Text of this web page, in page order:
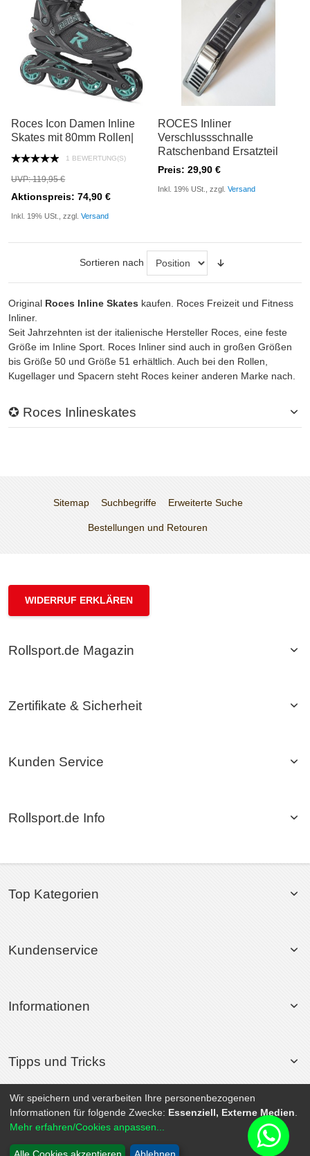
Roces Icon Damen Inline
Skates mit 80mm Rollen|
1 BEWERTUNG(S)
UVP: 119,95 €
Aktionspreis: 74,90 €
Inkl. 19% USt., zzgl.Versand
ROCES Inliner
Verschlussschnalle
Ratschenband Ersatzteil
Preis: 29,90 €
Inkl. 19% USt., zzgl.Versand
Sortieren nach
Original Roces Inline Skates kaufen. Roces Freizeit und Fitness
Inliner.
Seit Jahrzehnten ist der italienische Hersteller Roces, eine feste
Größe im Inline Sport. Roces Inliner sind auch in großen Größen
bis Größe 50 und Größe 51 erhältlich. Auch bei den Rollen,
Kugellager und Spacern steht Roces keiner anderen Marke nach.
✪ Roces Inlineskates
Sitemap Suchbegriffe Erweiterte Suche
Bestellungen und Retouren
WIDERRUF ERKLÄREN
Rollsport.de Magazin
Zertifikate & Sicherheit
Kunden Service
Rollsport.de Info
Top Kategorien
Kundenservice
Informationen
Tipps und Tricks
© 2026 Rollsport.de All Rights Reserved. | Powered by SEO-Medienagentur
Wir speichern und verarbeiten Ihre personenbezogenen
Informationen für folgende Zwecke: Essenziell, Externe Medien
Mehr erfahren/Cookies anpassen...